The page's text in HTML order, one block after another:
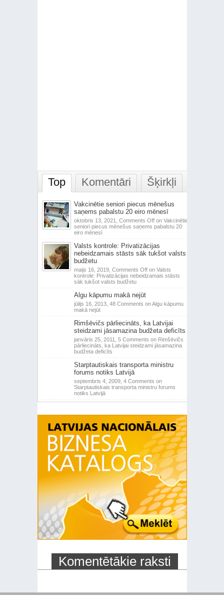
Top Komentāri Šķirkļi
Vakcinētie seniori piecus mēnešus
saņems pabalstu 20 eiro mēnesī
oktobris 13, 2021, Comments Offon Vakcinētie
seniori piecus mēnešus saņems pabalstu 20
eiro mēnesī
Valsts kontrole: Privatizācijas
nebeidzamais stāsts sāk tukšot valsts
budžetu
maijs 16, 2019, Comments Offon Valsts
kontrole: Privatizācijas nebeidzamais stāsts
sāk tukšot valsts budžetu
Algu kāpumu makā nejūt
jūlijs 16, 2013, 48 Comments on Algu kāpumu
makā nejūt
Rimšēvičs pārliecināts, ka Latvijai
steidzami jāsamazina budžeta deficīts
janvāris 25, 2011, 5 Comments on Rimšēvičs
pārliecināts, ka Latvijai steidzami jāsamazina
budžeta deficīts
Starptautiskais transporta ministru
forums notiks Latvijā
septembris 4, 2009, 4 Comments on
Starptautiskais transporta ministru forums
notiks Latvijā
Komentētākie raksti